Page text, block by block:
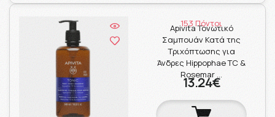
153 Πόντοι
Apivita Τονωτικό
Σαμπουάν Κατά της
Τριχόπτωσης για
Άνδρες Hippophae TC &
Rosemar …
13.24€